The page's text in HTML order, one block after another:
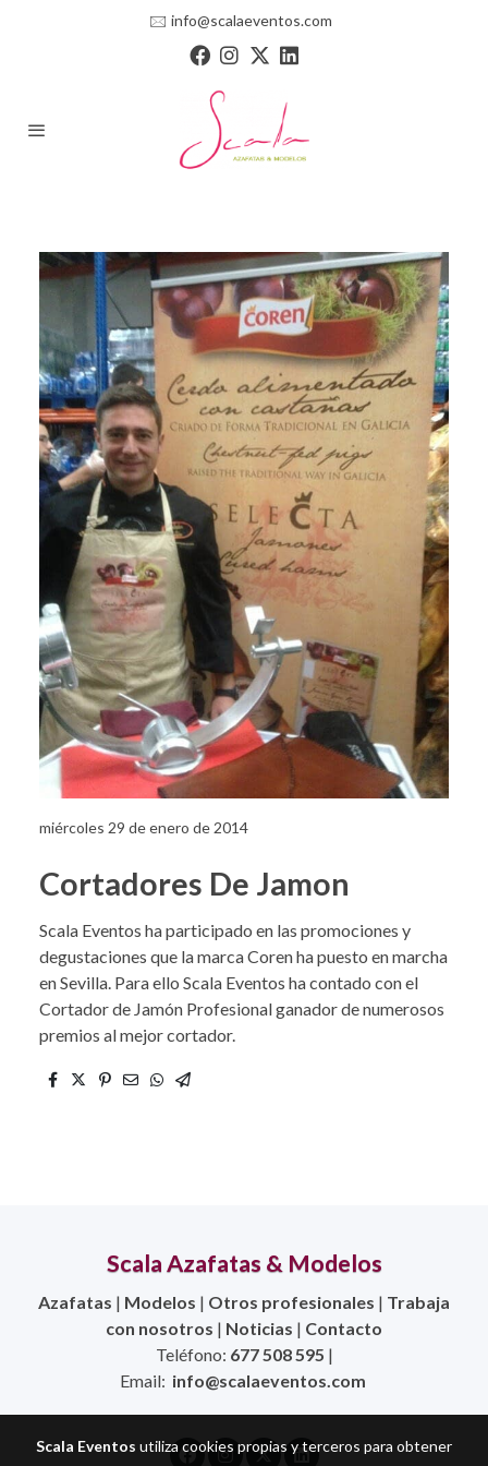
🖂 info@scalaeventos.com
miércoles 29 de enero de 2014
Cortadores De Jamon
Scala Eventos ha participado en las promociones y
degustaciones que la marca Coren ha puesto en marcha
en Sevilla. Para ello Scala Eventos ha contado con el
Cortador de Jamón Profesional ganador de numerosos
premios al mejor cortador.
Scala Azafatas & Modelos
Azafatas | Modelos | Otros profesionales | Trabaja
con nosotros | Noticias | Contacto
Teléfono: 677 508 595 |
Email: info@scalaeventos.com
Scala Eventos utiliza cookies propias y terceros para obtener